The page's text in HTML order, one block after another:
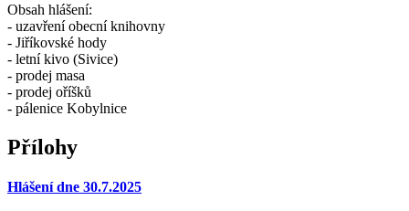
Obsah hlášení:
- uzavření obecní knihovny
- Jiříkovské hody
- letní kivo (Sivice)
- prodej masa
- prodej oříšků
- pálenice Kobylnice
Přílohy
Hlášení dne 30.7.2025